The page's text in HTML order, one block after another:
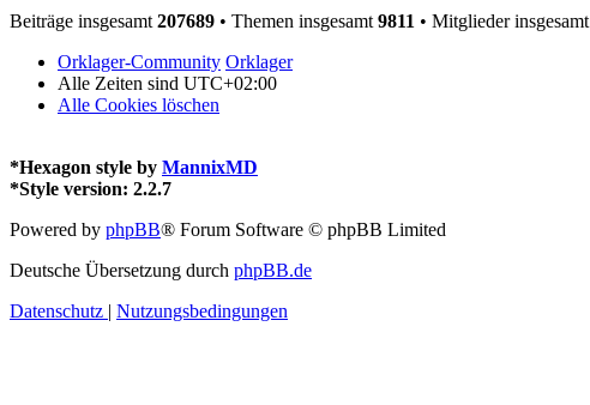
Beiträge insgesamt 207689 • Themen insgesamt 9811 • Mitglieder insgesamt
Orklager-Community Orklager
Alle Zeiten sind UTC+02:00
Alle Cookies löschen
*Hexagon style by MannixMD
*Style version: 2.2.7
Powered by phpBB® Forum Software © phpBB Limited
Deutsche Übersetzung durch phpBB.de
Datenschutz | Nutzungsbedingungen